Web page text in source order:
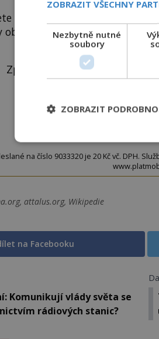
odemknout pouze tento
obdržíte číselný kód, který
tlačítko jej
Zprávu ve tvaru "CTU CLANEK"
na číslo 9033320 je 20 Kč vč. DPH.
attalus.org, Wikipedie
na Facebooku
Komunikují vlády světa se
rádiových stanic?
ZOBRAZIT VŠECHNY
Nezbytně nutné
soubory
ZOBRAZIT